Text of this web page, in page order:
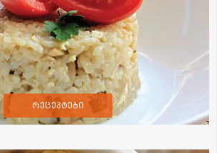
რეცეპტები